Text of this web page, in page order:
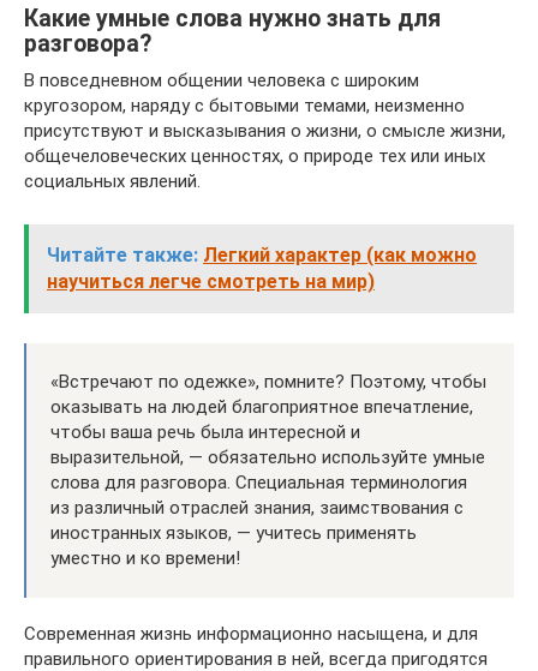
Какие умные слова нужно знать для
разговора?
В повседневном общении человека с широким
кругозором, наряду с бытовыми темами, неизменно
присутствуют и высказывания о жизни, о смысле жизни,
общечеловеческих ценностях, о природе тех или иных
социальных явлений.
Читайте также: Легкий характер (как можно
научиться легче смотреть на мир)
«Встречают по одежке», помните? Поэтому, чтобы
оказывать на людей благоприятное впечатление,
чтобы ваша речь была интересной и
выразительной, — обязательно используйте умные
слова для разговора. Специальная терминология
из различный отраслей знания, заимствования с
иностранных языков, — учитесь применять
уместно и ко времени!
Современная жизнь информационно насыщена, и для
правильного ориентирования в ней, всегда пригодятся